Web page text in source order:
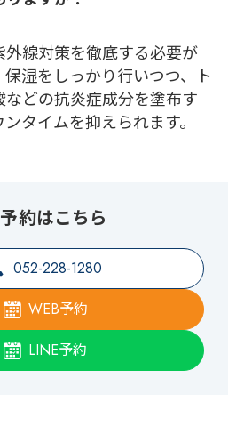
線対策を徹底する必要が
湿をしっかり行いつつ、ト
などの抗炎症成分を塗布す
タイムを抑えられます。
約はこちら
052-228-1280
WEB予約
LINE予約